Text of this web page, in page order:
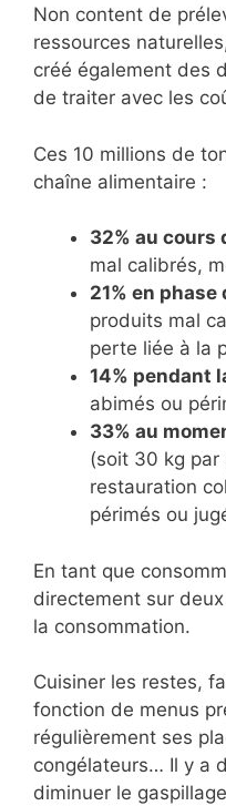
Non content de
ressources
créé également des
de traiter avec les
Ces 10 millions de
chaîne alimentaire :
32% au cours
mal calibrés,
21% en
produits mal
perte liée à la
14% pendant
abimés ou
33% au
(soit 30 kg par
restauration
périmés ou
En tant que
directement sur
la consommation.
Cuisiner les restes,
fonction de menus
régulièrement ses
congélateurs… Il y a
diminuer le